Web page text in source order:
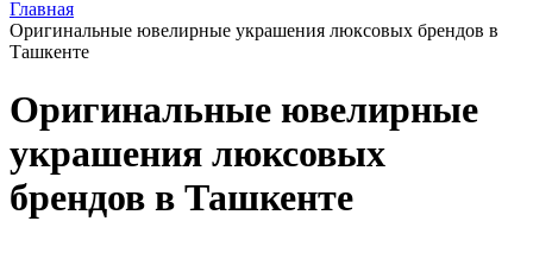
Главная
Оригинальные ювелирные украшения люксовых брендов в
Ташкенте
Оригинальные ювелирные
украшения люксовых
брендов в Ташкенте